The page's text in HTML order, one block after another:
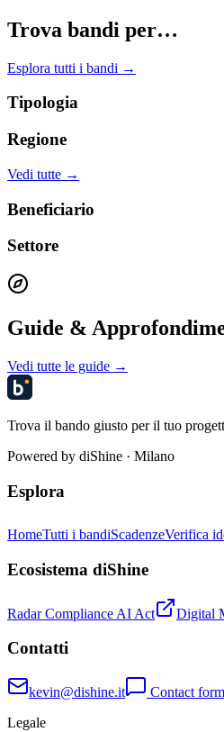
Trova bandi per…
Esplora tutti i bandi →
Tipologia
Regione
Vedi tutte →
Beneficiario
Settore
Guide &
Vedi tutte le guide →
Trova il bando giusto per il tuo
Powered by diShine · Milano
Esplora
HomeTutti i bandiScadenzeVerifica
Ecosistema diShine
Radar Compliance AI Act Digital
Contatti
kevin@dishine.it
Contact form
Legale